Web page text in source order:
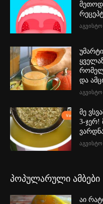
აგვისტო
და
აგვისტო
მე
3-ჯერ!
აგვისტო
პოპულარული ამბები
აი